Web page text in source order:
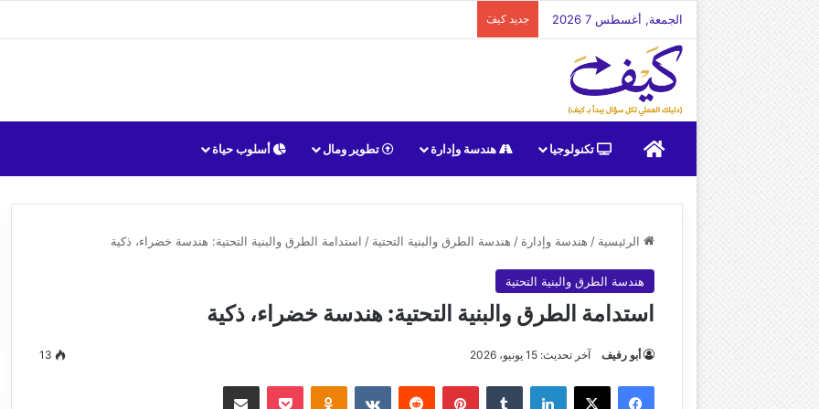
الجمعة, أغسطس 7 2026 جديد كيفَ
الرئيسية تكنولوجيا هندسة وإدارة تطوير ومال أسلوب حياة
الرئيسية / هندسة وإدارة / هندسة الطرق والبنية التحتية / استدامة الطرق والبنية التحتية: هندسة خضراء، ذكية
هندسة الطرق والبنية التحتية
استدامة الطرق والبنية التحتية: هندسة خضراء، ذكية
أبو رفيف آخر تحديث: 15 يونيو، 2026 13
فيسبوك ‫X لينكدإن ‏Tumblr بينتيريست
‏Reddit
‏VKontakte
Odnoklassniki
‫Pocket مشاركة عبر البريد